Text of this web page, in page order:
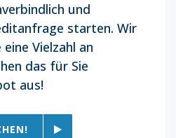
und
starten. Wir
Vielzahl an
das für Sie
aus!